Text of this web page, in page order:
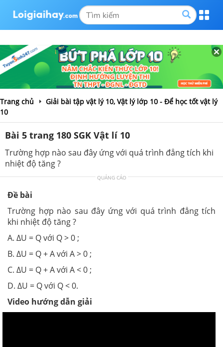
Trang chủ
Giải bài tập vật lý 10, Vật lý lớp 10 - Để học tốt vật lý
10
Bài 5 trang 180 SGK Vật lí 10
Trường hợp nào sau đây ứng với quá trình đẳng tích khi
nhiệt độ tăng ?
QUẢNG CÁO
Đề bài
Trường hợp nào sau đây ứng với quá trình đẳng tích
khi nhiệt độ tăng ?
A. ∆U = Q với Q > 0 ;
B. ∆U = Q + A với A > 0 ;
C. ∆U = Q + A với A < 0 ;
D. ∆U = Q với Q < 0.
Video hướng dẫn giải